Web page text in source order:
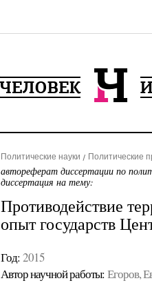
Политические науки Политические
автореферат диссертации по
диссертация на тему:
Противодействие
опыт государств
Год: 2015
Автор научной работы: Егоров,